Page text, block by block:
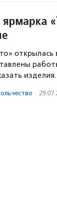
ярмарка
открылась
изделия.
·